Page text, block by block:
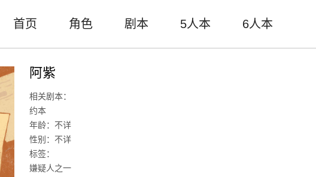
首页 角色 剧本 5人本 6人本
阿紫
相关剧本：
约本
年龄：不详
性别：不详
标签：
嫌疑人之一